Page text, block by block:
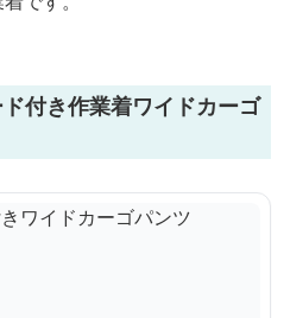
付き作業着ワイドカーゴ